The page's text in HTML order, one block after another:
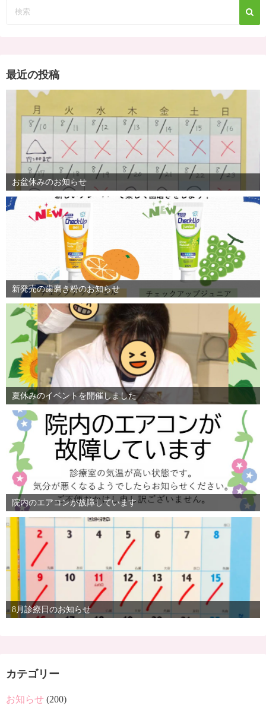
最近の投稿
お盆休みのお知らせ
新発売の歯磨き粉のお知らせ
夏休みのイベントを開催しました
院内のエアコンが故障しています
8月診療日のお知らせ
カテゴリー
お知らせ (200)